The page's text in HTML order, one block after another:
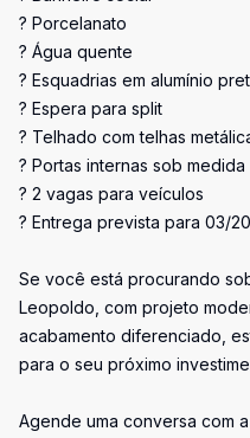
? Porcelanato
? Água quente
? Esquadrias em alumínio
? Espera para split
? Telhado com telhas
? Portas internas sob medida
? 2 vagas para veículos
? Entrega prevista para 03/
Se você está procurando
Leopoldo, com projeto
acabamento diferenciado,
para o seu próximo
Agende uma conversa com